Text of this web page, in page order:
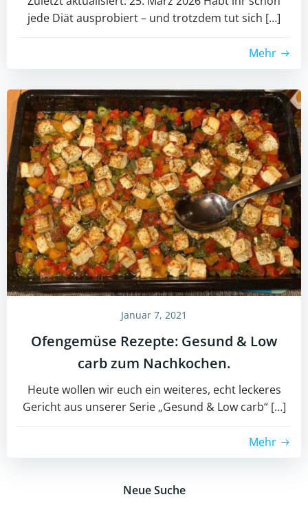
jede Diät ausprobiert – und trotzdem tut sich […]
Mehr
Januar 7, 2021
Ofengemüse Rezepte: Gesund & Low
carb zum Nachkochen.
Heute wollen wir euch ein weiteres, echt leckeres
Gericht aus unserer Serie „Gesund & Low carb“ […]
Mehr
Neue Suche